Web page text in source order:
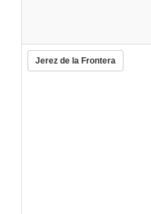
Jerez de la Frontera